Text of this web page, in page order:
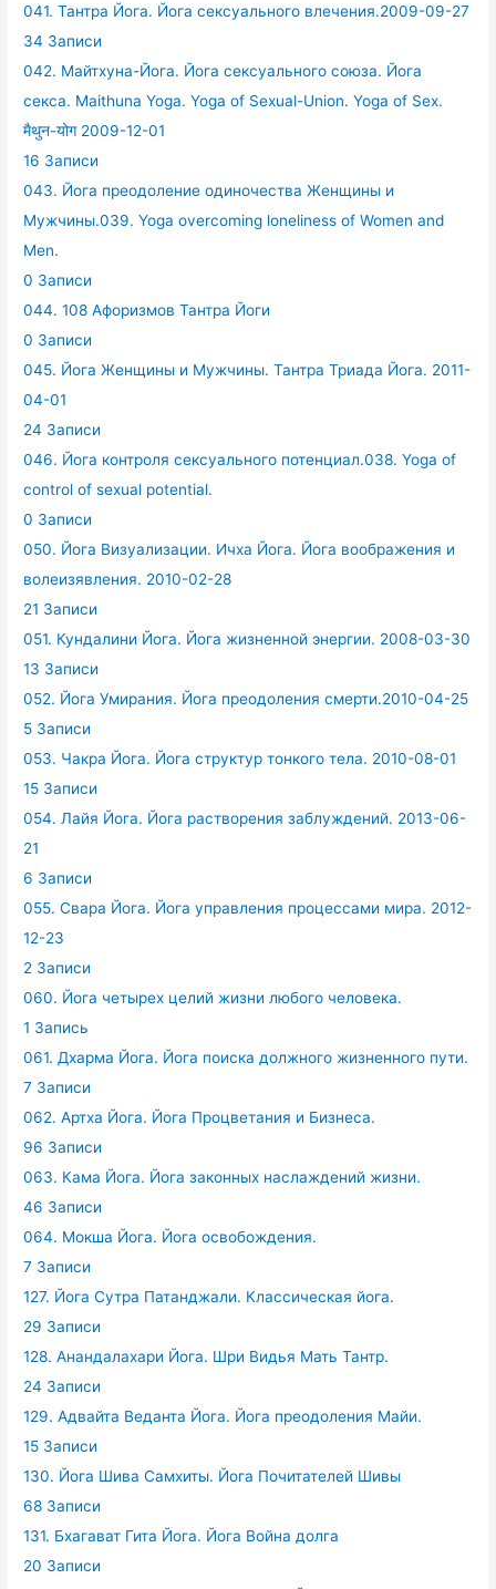
041. Тантра Йога. Йога сексуального влечения.2009-09-27
34 Записи
042. Майтхуна-Йога. Йога сексуального союза. Йога
секса. Maithuna Yoga. Yoga of Sexual-Union. Yoga of Sex.
मैथुन-योग 2009-12-01
16 Записи
043. Йога преодоление одиночества Женщины и
Мужчины.039. Yoga overcoming loneliness of Women and
Men.
0 Записи
044. 108 Афоризмов Тантра Йоги
0 Записи
045. Йога Женщины и Мужчины. Тантра Триада Йога. 2011-
04-01
24 Записи
046. Йога контроля сексуального потенциал.038. Yoga of
control of sexual potential.
0 Записи
050. Йога Визуализации. Ичха Йога. Йога воображения и
волеизявления. 2010-02-28
21 Записи
051. Кундалини Йога. Йога жизненной энергии. 2008-03-30
13 Записи
052. Йога Умирания. Йога преодоления смерти.2010-04-25
5 Записи
053. Чакра Йога. Йога структур тонкого тела. 2010-08-01
15 Записи
054. Лайя Йога. Йога растворения заблуждений. 2013-06-
21
6 Записи
055. Свара Йога. Йога управления процессами мира. 2012-
12-23
2 Записи
060. Йога четырех целий жизни любого человека.
1 Запись
061. Дхарма Йога. Йога поиска должного жизненного пути.
7 Записи
062. Артха Йога. Йога Процветания и Бизнеса.
96 Записи
063. Кама Йога. Йога законных наслаждений жизни.
46 Записи
064. Мокша Йога. Йога освобождения.
7 Записи
127. Йога Сутра Патанджали. Классическая йога.
29 Записи
128. Анандалахари Йога. Шри Видья Мать Тантр.
24 Записи
129. Адвайта Веданта Йога. Йога преодоления Майи.
15 Записи
130. Йога Шива Самхиты. Йога Почитателей Шивы
68 Записи
131. Бхагават Гита Йога. Йога Война долга
20 Записи